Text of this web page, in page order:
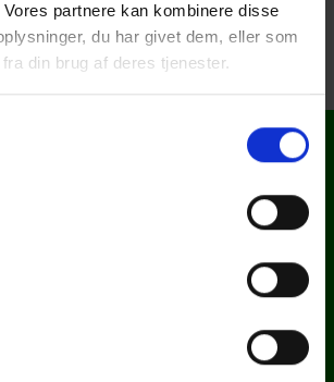
partnere kan kombinere disse
du har givet dem, eller som
din brug af deres tjenester.
Se brochure